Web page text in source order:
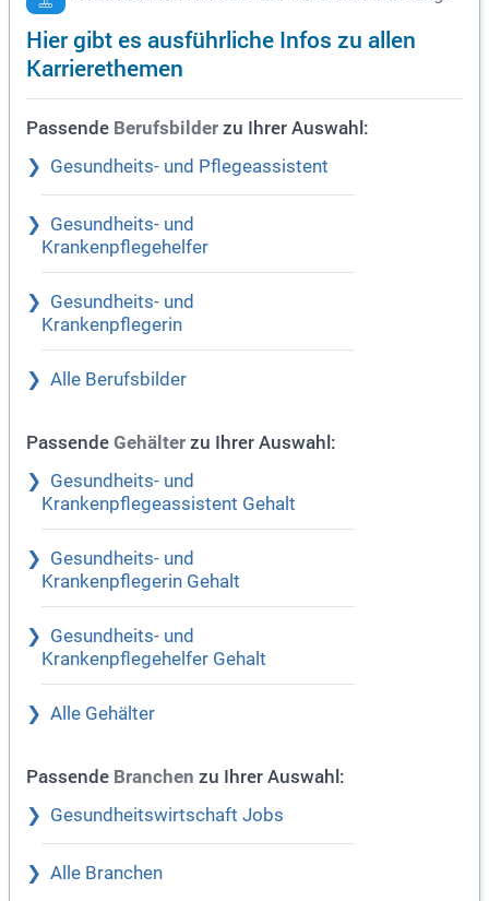
Hier gibt es ausführliche Infos zu allen
Karrierethemen
Passende Berufsbilder zu Ihrer Auswahl:
Gesundheits- und Pflegeassistent
Gesundheits- und
Krankenpflegehelfer
Gesundheits- und
Krankenpflegerin
Alle Berufsbilder
Passende Gehälter zu Ihrer Auswahl:
Gesundheits- und
Krankenpflegeassistent Gehalt
Gesundheits- und
Krankenpflegerin Gehalt
Gesundheits- und
Krankenpflegehelfer Gehalt
Alle Gehälter
Passende Branchen zu Ihrer Auswahl:
Gesundheitswirtschaft Jobs
Alle Branchen